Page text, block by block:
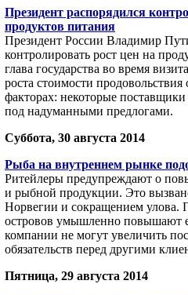
Президент распорядился
продуктов питания
Президент России Владимир
контролировать рост цен на
глава государства во время
роста стоимости
факторах: некоторые
под надуманными предлогами.
Суббота, 30 августа 2014
Рыба на внутреннем рынке
Ритейлеры предупреждают о
и рыбной продукции. Это
Норвегии и сокращением
островов умышленно повышают
компании не могут увеличить
обязательств перед другими
Пятница, 29 августа 2014